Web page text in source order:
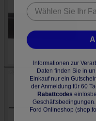
Informationen zur
Daten finden Sie in
Einkauf nur ein
der Anmeldung für 60
Rabattcodes
Ford Onlineshop